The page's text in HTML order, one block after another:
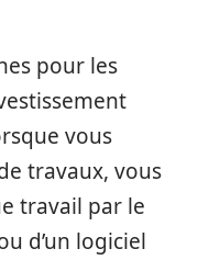
pour les
vous
travaux, vous
travail par le
d’un logiciel